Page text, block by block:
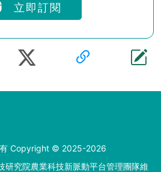
立即訂閱
有 Copyright © 2025-2026
研究院農業科技新脈動平台管理團隊維